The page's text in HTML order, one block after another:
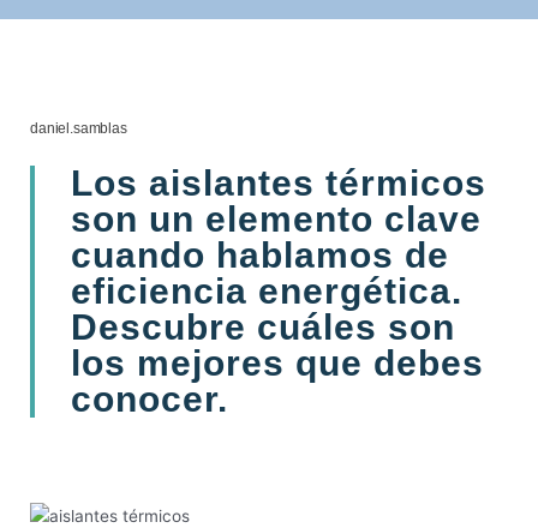
daniel.samblas
Los aislantes térmicos
son un elemento clave
cuando hablamos de
eficiencia energética.
Descubre cuáles son
los mejores que debes
conocer.